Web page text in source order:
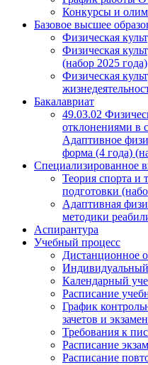
Конкурсы и
Базовое высшее
Физическая
Физическая
(набор 2025 года)
Физическая
Бакалавриат
49.03.02
отклонениями в
Адаптивное
форма (4 года)
Специализированное
Теория спорта и
подготовки
Адаптивная
методики
Аспирантура
Учебный процесс
Дистанционное
Календарный
Расписание
График
зачетов и
Требования к
Расписание
Расписание